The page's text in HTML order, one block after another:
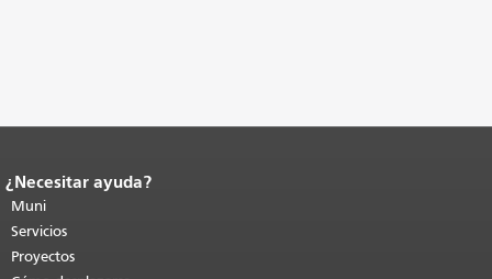
Fin del contenido de la página.
de esta página se repite en todas las
páginas.Volver al principio del
contenido principal
¿Necesitar ayuda?
Muni
Servicios
Proyectos